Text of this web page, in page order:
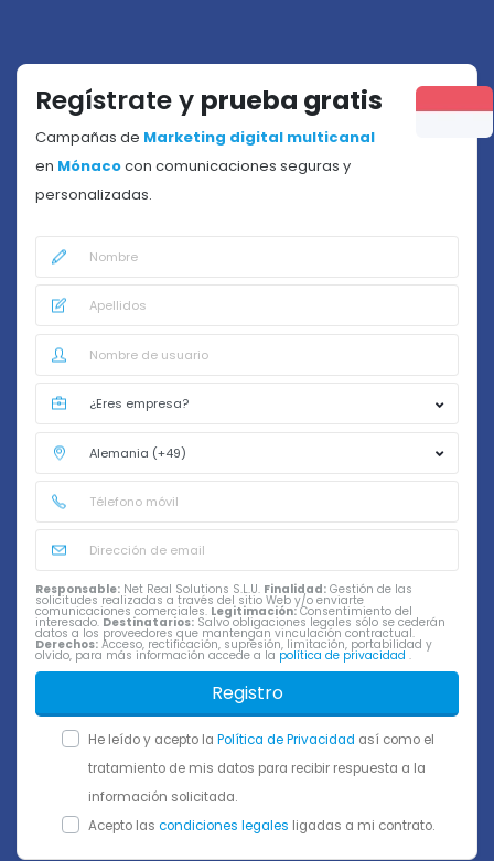
Regístrate y prueba gratis
Campañas de Marketing digital multicanal
en Mónacocon comunicaciones seguras y
personalizadas.
Responsable: Net Real Solutions S.L.U. Finalidad: Gestión de las
solicitudes realizadas a través del sitio Web y/o enviarte
comunicaciones comerciales. Legitimación:Consentimiento del
interesado. Destinatarios: Salvo obligaciones legales sólo se cederán
datos a los proveedores que mantengan vinculación contractual.
Derechos: Acceso, rectificación, supresión, limitación, portabilidad y
olvido, para más información accede a la política de privacidad .
Registro
He leído y acepto la Política de Privacidad así como el
tratamiento de mis datos para recibir respuesta a la
información solicitada.
Acepto las condiciones legales ligadas a mi contrato.